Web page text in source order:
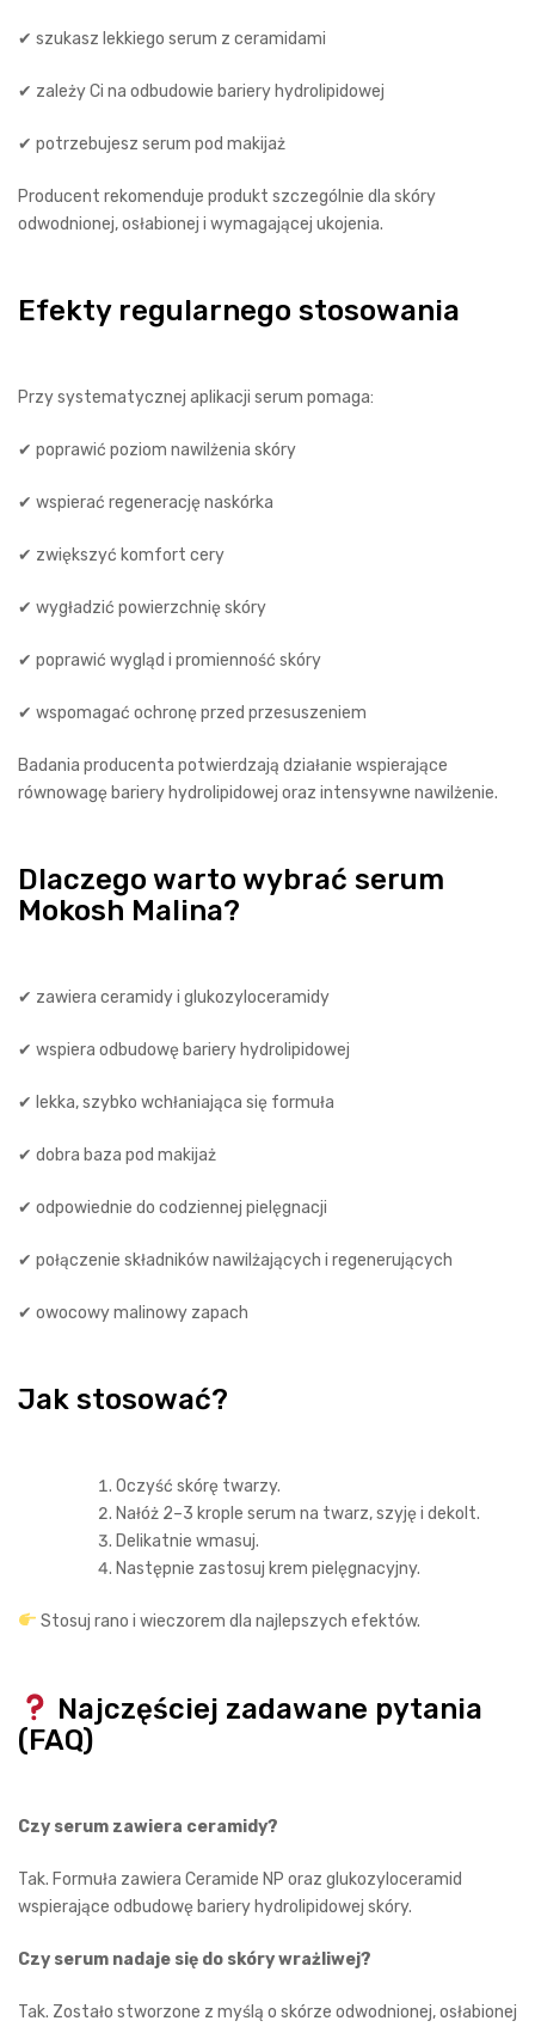
✔ szukasz lekkiego serum z ceramidami
✔ zależy Ci na odbudowie bariery hydrolipidowej
✔ potrzebujesz serum pod makijaż
Producent rekomenduje produkt szczególnie dla skóry
odwodnionej, osłabionej i wymagającej ukojenia.
Efekty regularnego stosowania
Przy systematycznej aplikacji serum pomaga:
✔ poprawić poziom nawilżenia skóry
✔ wspierać regenerację naskórka
✔ zwiększyć komfort cery
✔ wygładzić powierzchnię skóry
✔ poprawić wygląd i promienność skóry
✔ wspomagać ochronę przed przesuszeniem
Badania producenta potwierdzają działanie wspierające
równowagę bariery hydrolipidowej oraz intensywne nawilżenie.
Dlaczego warto wybrać serum
Mokosh Malina?
✔ zawiera ceramidy i glukozyloceramidy
✔ wspiera odbudowę bariery hydrolipidowej
✔ lekka, szybko wchłaniająca się formuła
✔ dobra baza pod makijaż
✔ odpowiednie do codziennej pielęgnacji
✔ połączenie składników nawilżających i regenerujących
✔ owocowy malinowy zapach
Jak stosować?
Oczyść skórę twarzy.
Nałóż 2–3 krople serum na twarz, szyję i dekolt.
Delikatnie wmasuj.
Następnie zastosuj krem pielęgnacyjny.
Stosuj rano i wieczorem dla najlepszych efektów.
Najczęściej zadawane pytania
(FAQ)
Czy serum zawiera ceramidy?
Tak. Formuła zawiera Ceramide NP oraz glukozyloceramid
wspierające odbudowę bariery hydrolipidowej skóry.
Czy serum nadaje się do skóry wrażliwej?
Tak. Zostało stworzone z myślą o skórze odwodnionej, osłabionej